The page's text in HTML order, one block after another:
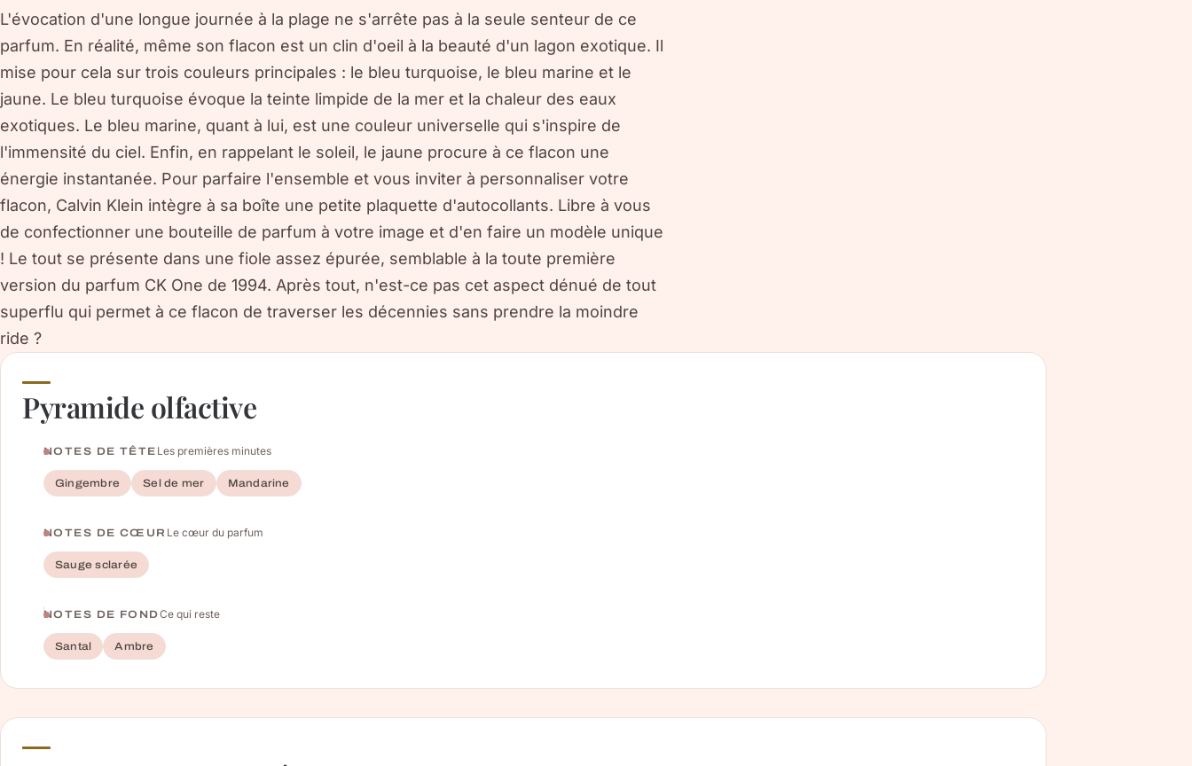
L'évocation d'une longue journée à la plage ne s'arrête pas à la seule senteur de ce
parfum. En réalité, même son flacon est un clin d'oeil à la beauté d'un lagon exotique. Il
mise pour cela sur trois couleurs principales : le bleu turquoise, le bleu marine et le
jaune. Le bleu turquoise évoque la teinte limpide de la mer et la chaleur des eaux
exotiques. Le bleu marine, quant à lui, est une couleur universelle qui s'inspire de
l'immensité du ciel. Enfin, en rappelant le soleil, le jaune procure à ce flacon une
énergie instantanée. Pour parfaire l'ensemble et vous inviter à personnaliser votre
flacon, Calvin Klein intègre à sa boîte une petite plaquette d'autocollants. Libre à vous
de confectionner une bouteille de parfum à votre image et d'en faire un modèle unique
! Le tout se présente dans une fiole assez épurée, semblable à la toute première
version du parfum CK One de 1994. Après tout, n'est-ce pas cet aspect dénué de tout
superflu qui permet à ce flacon de traverser les décennies sans prendre la moindre
ride ?
Pyramide olfactive
NOTES DE TÊTE Les premières minutes
Gingembre Sel de mer Mandarine
NOTES DE CŒUR Le cœur du parfum
Sauge sclarée
NOTES DE FONDCe qui reste
Santal Ambre